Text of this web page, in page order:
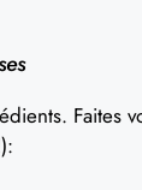
Faites